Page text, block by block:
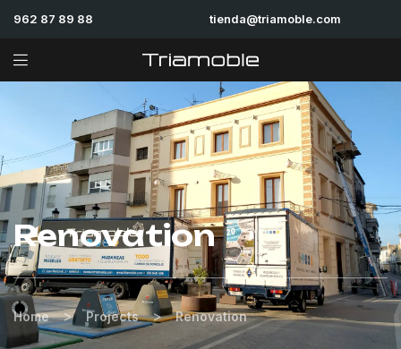
962 87 89 88 tienda@triamoble.com
Renovation
Home > Projects > Renovation